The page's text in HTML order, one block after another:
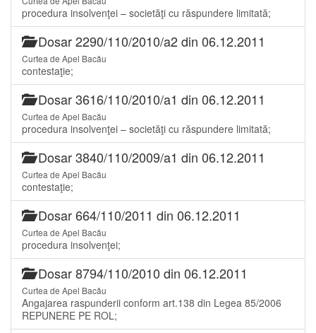
procedura insolvenţei – societăţi cu răspundere limitată;
Dosar 2290/110/2010/a2 din 06.12.2011
Curtea de Apel Bacău
contestaţie;
Dosar 3616/110/2010/a1 din 06.12.2011
Curtea de Apel Bacău
procedura insolvenţei – societăţi cu răspundere limitată;
Dosar 3840/110/2009/a1 din 06.12.2011
Curtea de Apel Bacău
contestaţie;
Dosar 664/110/2011 din 06.12.2011
Curtea de Apel Bacău
procedura insolvenţei;
Dosar 8794/110/2010 din 06.12.2011
Curtea de Apel Bacău
Angajarea raspunderii conform art.138 din Legea 85/2006
REPUNERE PE ROL;